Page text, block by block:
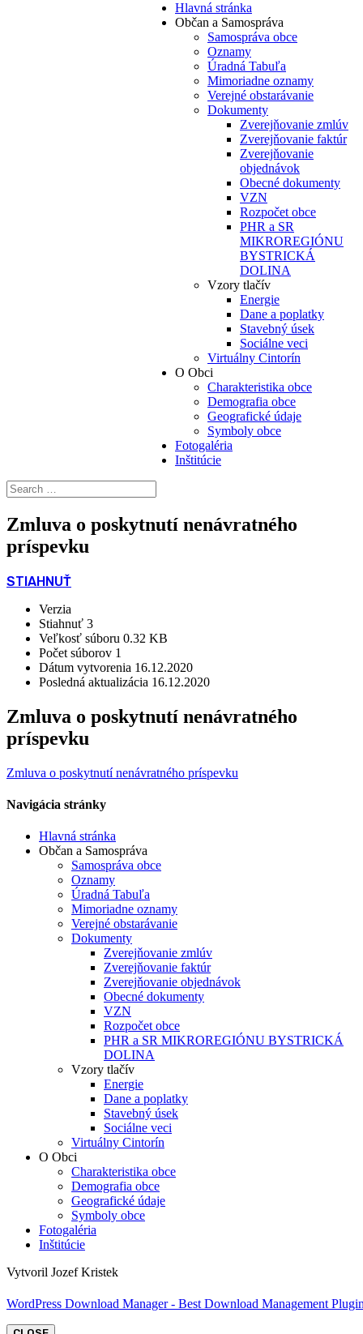
Hlavná stránka
Občan a Samospráva
Samospráva obce
Oznamy
Úradná Tabuľa
Mimoriadne oznamy
Verejné obstarávanie
Dokumenty
Zverejňovanie zmlúv
Zverejňovanie faktúr
Zverejňovanie
objednávok
Obecné dokumenty
VZN
Rozpočet obce
PHR a SR
MIKROREGIÓNU
BYSTRICKÁ
DOLINA
Vzory tlačív
Energie
Dane a poplatky
Stavebný úsek
Sociálne veci
Virtuálny Cintorín
O Obci
Charakteristika obce
Demografia obce
Geografické údaje
Symboly obce
Fotogaléria
Inštitúcie
Zmluva o poskytnutí nenávratného
príspevku
STIAHNUŤ
Verzia
Stiahnuť 3
Veľkosť súboru 0.32 KB
Počet súborov 1
Dátum vytvorenia 16.12.2020
Posledná aktualizácia 16.12.2020
Zmluva o poskytnutí nenávratného
príspevku
Zmluva o poskytnutí nenávratného príspevku
Navigácia stránky
Hlavná stránka
Občan a Samospráva
Samospráva obce
Oznamy
Úradná Tabuľa
Mimoriadne oznamy
Verejné obstarávanie
Dokumenty
Zverejňovanie zmlúv
Zverejňovanie faktúr
Zverejňovanie objednávok
Obecné dokumenty
VZN
Rozpočet obce
PHR a SR MIKROREGIÓNU BYSTRICKÁ
DOLINA
Vzory tlačív
Energie
Dane a poplatky
Stavebný úsek
Sociálne veci
Virtuálny Cintorín
O Obci
Charakteristika obce
Demografia obce
Geografické údaje
Symboly obce
Fotogaléria
Inštitúcie
Vytvoril Jozef Kristek
WordPress Download Manager - Best Download Management